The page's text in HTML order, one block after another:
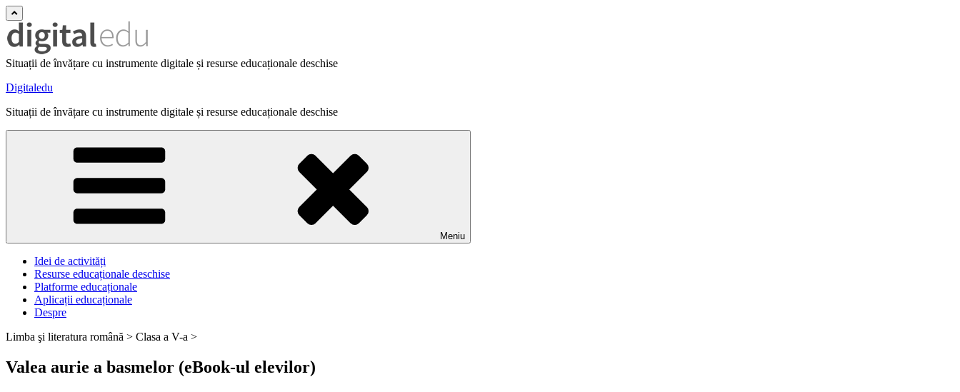
Situații de învățare cu instrumente digitale și resurse educaționale deschise
Digitaledu
Situații de învățare cu instrumente digitale și resurse educaționale deschise
Meniu
Idei de activități
Resurse educaționale deschise
Platforme educaționale
Aplicații educaționale
Despre
Limba şi literatura română > Clasa a V-a >
Valea aurie a basmelor (eBook-ul elevilor)